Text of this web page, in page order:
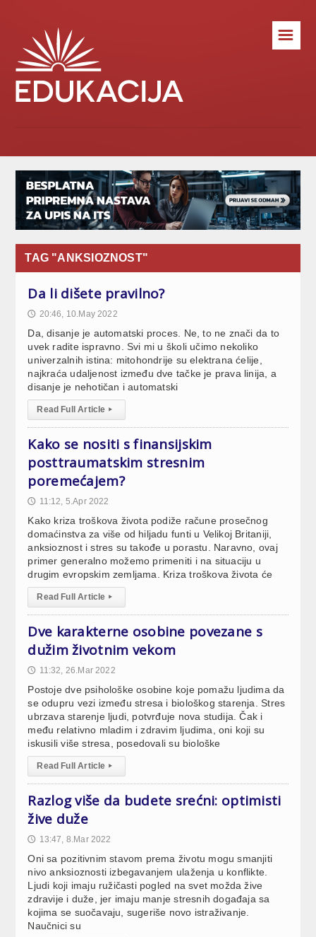
☰
TAG "ANKSIOZNOST"
Da li dišete pravilno?
🕔 20:46, 10.May 2022
Da, disanje je automatski proces. Ne, to ne znači da to
uvek radite ispravno. Svi mi u školi učimo nekoliko
univerzalnih istina: mitohondrije su elektrana ćelije,
najkraća udaljenost između dve tačke je prava linija, a
disanje je nehotičan i automatski
Read Full Article ▸
Kako se nositi s finansijskim
posttraumatskim stresnim
poremećajem?
🕔 11:12, 5.Apr 2022
Kako kriza troškova života podiže račune prosečnog
domaćinstva za više od hiljadu funti u Velikoj Britaniji,
anksioznost i stres su takođe u porastu. Naravno, ovaj
primer generalno možemo primeniti i na situaciju u
drugim evropskim zemljama. Kriza troškova života će
Read Full Article ▸
Dve karakterne osobine povezane s
dužim životnim vekom
🕔 11:32, 26.Mar 2022
Postoje dve psihološke osobine koje pomažu ljudima da
se odupru vezi između stresa i biološkog starenja. Stres
ubrzava starenje ljudi, potvrđuje nova studija. Čak i
među relativno mladim i zdravim ljudima, oni koji su
iskusili više stresa, posedovali su biološke
Read Full Article ▸
Razlog više da budete srećni: optimisti
žive duže
🕔 13:47, 8.Mar 2022
Oni sa pozitivnim stavom prema životu mogu smanjiti
nivo anksioznosti izbegavanjem ulaženja u konflikte.
Ljudi koji imaju ružičasti pogled na svet možda žive
zdravije i duže, jer imaju manje stresnih događaja sa
kojima se suočavaju, sugeriše novo istraživanje.
Naučnici su